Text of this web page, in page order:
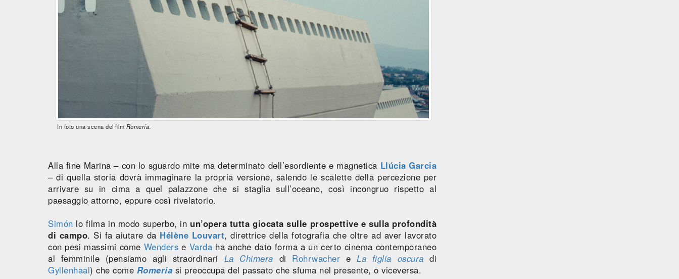
In foto una scena del film Romería.
Alla fine Marina – con lo sguardo mite ma determinato dell’esordiente e magnetica Llúcia Garcia
– di quella storia dovrà immaginare la propria versione, salendo le scalette della percezione per
arrivare su in cima a quel palazzone che si staglia sull’oceano, così incongruo rispetto al
paesaggio attorno, eppure così rivelatorio.
Simón lo filma in modo superbo, in un’opera tutta giocata sulle prospettive e sulla profondità
di campo. Si fa aiutare da Hélène Louvart, direttrice della fotografia che oltre ad aver lavorato
con pesi massimi come Wenders e Varda ha anche dato forma a un certo cinema contemporaneo
al femminile (pensiamo agli straordinari La Chimera di Rohrwacher eLa figlia oscura di
Gyllenhaal) che come Romería si preoccupa del passato che sfuma nel presente, o viceversa.